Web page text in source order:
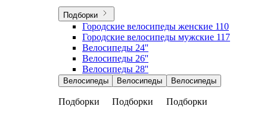
Подборки
Городские велосипеды женские 110
Городские велосипеды мужские 117
Велосипеды 24''
Велосипеды 26''
Велосипеды 28''
Велосипеды
Подборки
Велосипеды
Подборки
Велосипеды
Подборки